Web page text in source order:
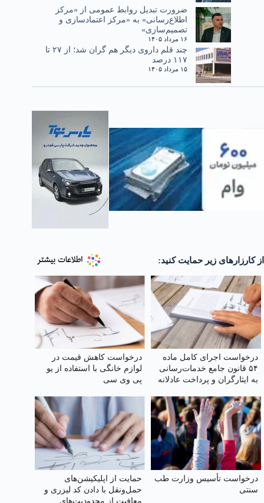
ضرورت تبدیل روابط عمومی از «مرکز
اطلاع‌رسانی» به «مرکز اعتمادسازی و
تصمیم‌سازی»
۱۶ مرداد ۱۴۰۵
چند قلم داروی دیگر هم گران شد؛ از ۲۷ تا
۱۱۷ درصد
۱۵ مرداد ۱۴۰۵
از کارزارهای زیر حمایت کنید:
درخواست اجرای کامل ماده
۵۴ قانون جامع خدمات‌رسانی
به ایثارگران و پرداخت عادلانه
خانواده‌های شهدا
درخواست کاهش قیمت در
لوازم خانگی با استفاده از یو
پی وی سی
درخواست تأسیس وزارت طب
سنتی
حمایت از اپلیکیشن‌های
حمل‌ونقل با دادن کد لیزری و
معافیت از محدودیت‌های